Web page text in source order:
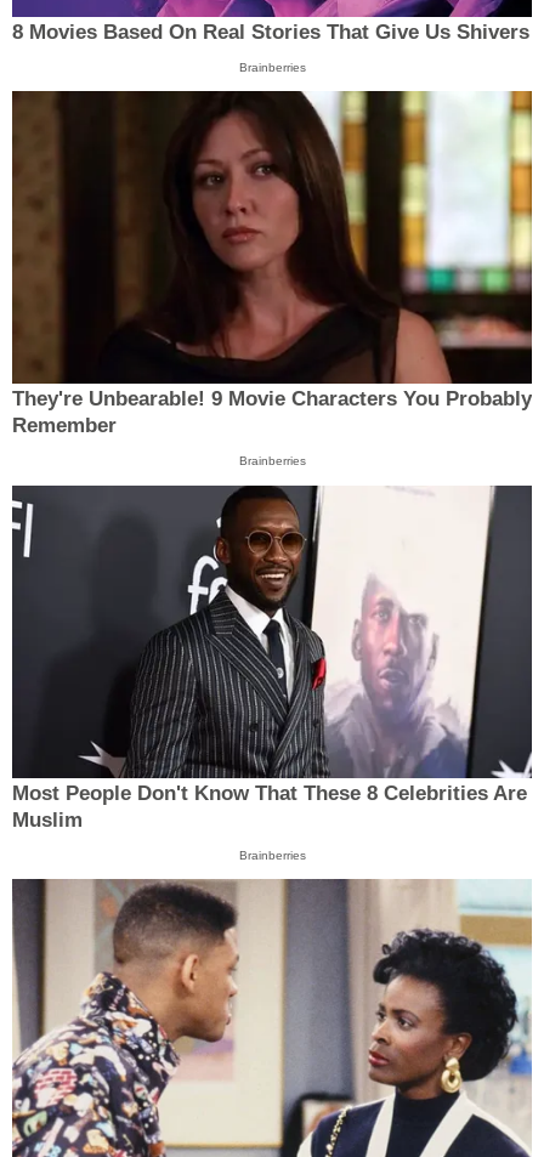
8 Movies Based On Real Stories That Give Us Shivers
Brainberries
They're Unbearable! 9 Movie Characters You Probably
Remember
Brainberries
Most People Don't Know That These 8 Celebrities Are
Muslim
Brainberries